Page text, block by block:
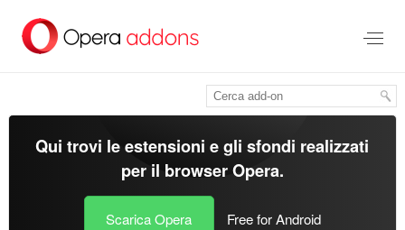
contenuto
Qui trovi le estensioni e gli sfondi realizzati
per il browser Opera.
Scarica Opera Free for Android